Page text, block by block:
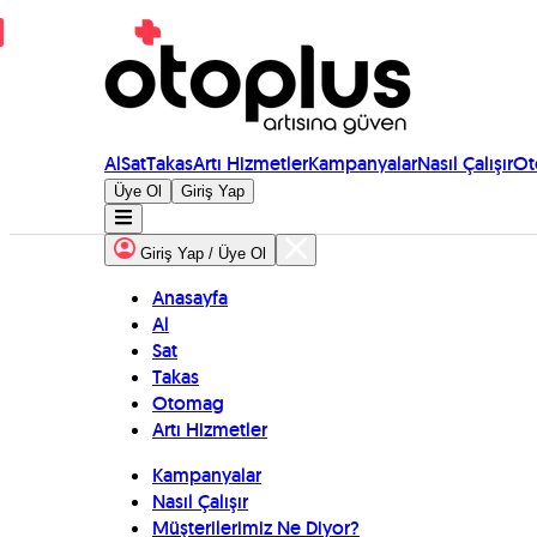
AlSatTakasArtı HizmetlerKampanyalarNasıl Çalışır
Üye Ol Giriş Yap
Giriş Yap / Üye Ol
Anasayfa
Al
Sat
Takas
Otomag
Artı Hizmetler
Kampanyalar
Nasıl Çalışır
Müşterilerimiz Ne Diyor?